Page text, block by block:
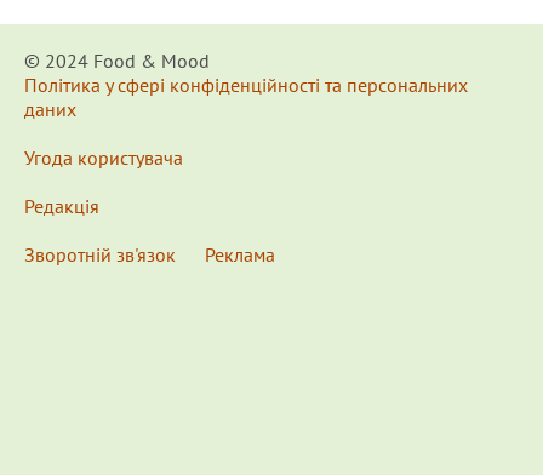
© 2024 Food & Мood
Політика у сфері конфіденційності та персональних
даних
Угода користувача
Редакція
Зворотній зв'язок
Реклама